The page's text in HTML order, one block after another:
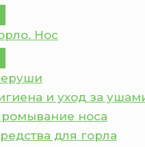
Нос
и уход за
носа
для горла